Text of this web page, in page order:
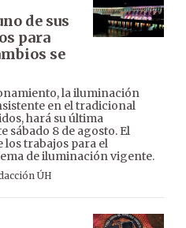
de sus
para
se
la iluminación
en el tradicional
hará su última
sábado 8 de agosto. El
los trabajos para el
de iluminación vigente.
ÚH